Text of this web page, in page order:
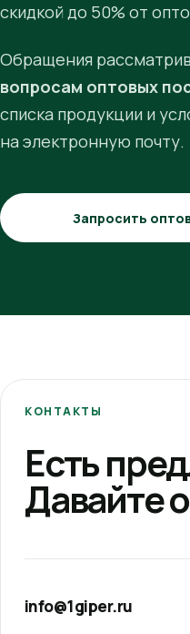
скидкой до 50% от
Обращения
вопросам оптовых
списка продукции и
на электронную почту.
Запросить
КОНТАКТЫ
Есть
Давайте
info@1giper.ru